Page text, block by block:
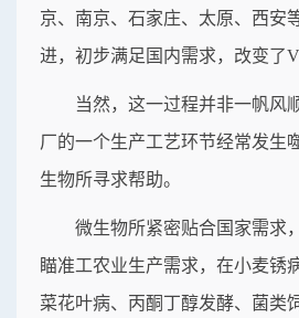
京、南京、石家庄、太原、西安
进，初步满足国内需求，改变了
当然，这一过程并非一帆风
厂的一个生产工艺环节经常发生
生物所寻求帮助。
微生物所紧密贴合国家需求
瞄准工农业生产需求，在小麦锈
菜花叶病、丙酮丁醇发酵、菌类